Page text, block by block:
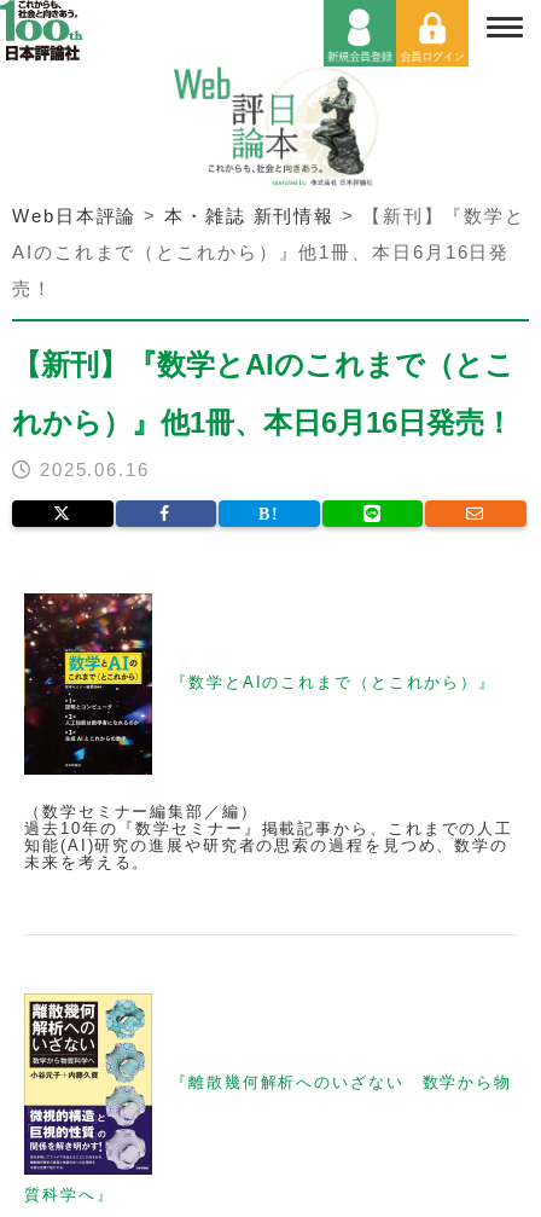
Web日本評論 >本・雑誌 新刊情報 >
【新刊】『数学と
AIのこれまで（とこれから）』他1冊、本日6月16日発
売！
【新刊】『数学とAIのこれまで（とこ
れから）』他1冊、本日6月16日発売！
2025.06.16
『数学とAIのこれまで（とこれから）』
（数学セミナー編集部／編）
過去10年の『数学セミナー』掲載記事から、これまでの人工
知能(AI)研究の進展や研究者の思索の過程を見つめ、数学の
未来を考える。
『離散幾何解析へのいざない 数学から物
質科学へ』